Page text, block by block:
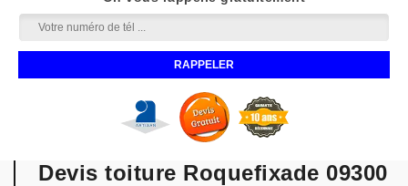
Devis toiture Roquefixade 09300